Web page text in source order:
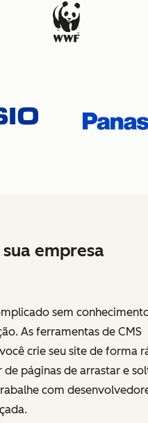
empresa
sem
As ferramentas de CMS
crie seu site de forma
páginas de arrastar e
com